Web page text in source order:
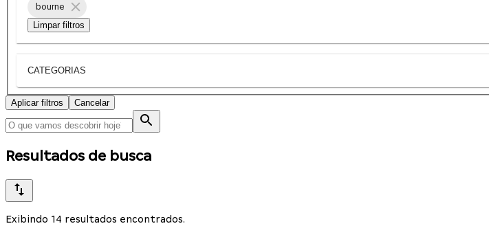
bourne
Limpar filtros
CATEGORIAS
Aplicar filtros Cancelar
Resultados de busca
Exibindo 14 resultados encontrados.